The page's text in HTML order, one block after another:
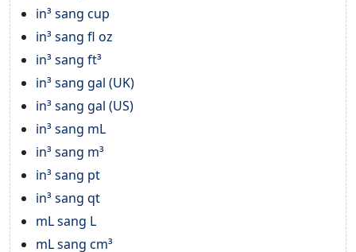
in³ sang cup
in³ sang fl oz
in³ sang ft³
in³ sang gal (UK)
in³ sang gal (US)
in³ sang mL
in³ sang m³
in³ sang pt
in³ sang qt
mL sang L
mL sang cm³